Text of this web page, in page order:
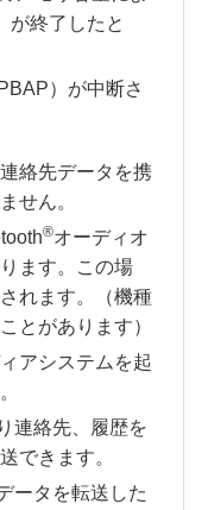
が終了したと
）が中断さ
絡先データを携
せん。
®オーディオ
ます。この場
れます。（機種
とがあります）
アシステムを起
連絡先、履歴を
できます。
ータを転送した